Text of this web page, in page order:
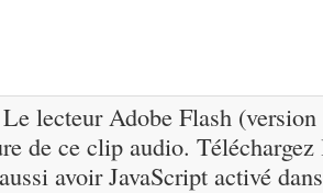
lecteur Adobe Flash (version
de ce clip audio.
avoir JavaScript activé